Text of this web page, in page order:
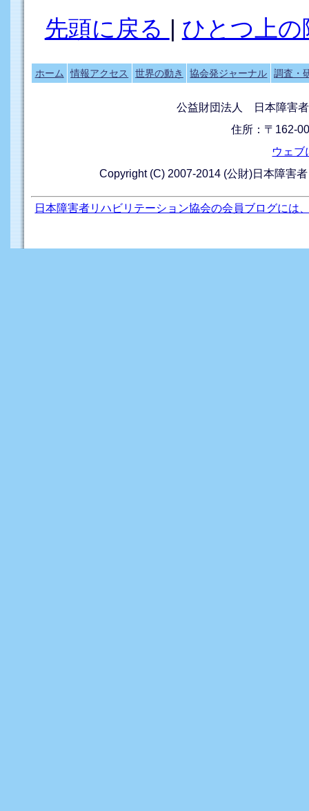
先頭に戻る | ひとつ上の
ホーム 情報アクセス 世界の動き 協会発ジャーナル 調査・
公益財団法人 日本障害
住所：〒162-
ウェブ
Copyright (C) 2007-2014 (公財)日本障害
日本障害者リハビリテーション協会の会員ブログには